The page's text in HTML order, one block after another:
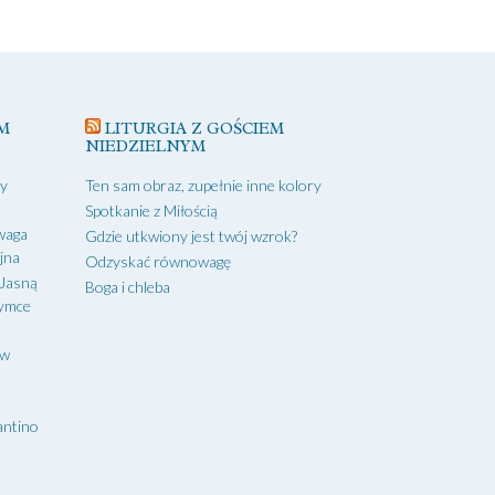
LITURGIA Z GOŚCIEM
NIEDZIELNYM
Ten sam obraz, zupełnie inne kolory
Spotkanie z Miłością
Gdzie utkwiony jest twój wzrok?
Odzyskać równowagę
Boga i chleba